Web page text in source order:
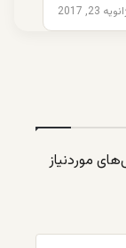
23, 2017
موردنیاز